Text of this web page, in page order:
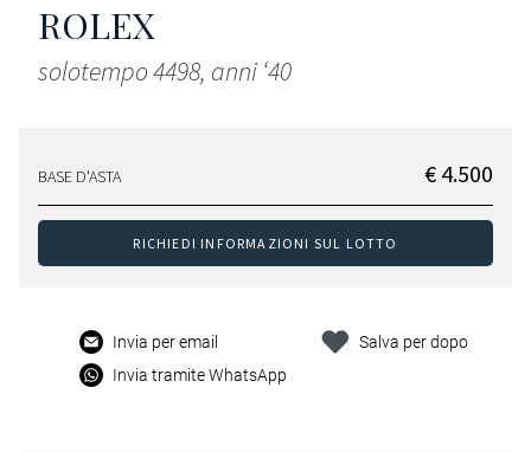
ROLEX
solotempo 4498, anni ‘40
BASE D'ASTA € 4.500
RICHIEDI INFORMAZIONI SUL LOTTO
Invia per email
Invia tramite WhatsApp
Salva per dopo